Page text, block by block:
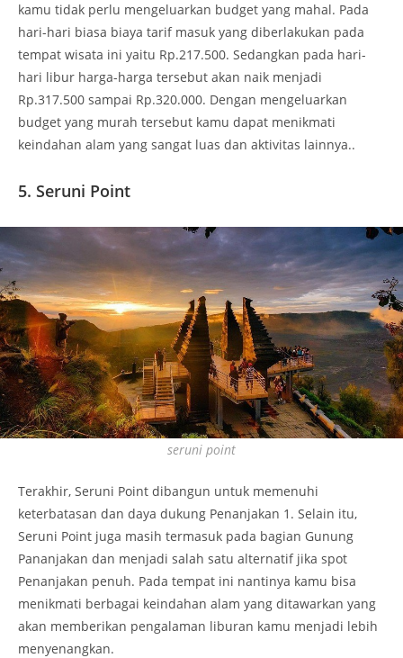
kamu tidak perlu mengeluarkan budget yang mahal. Pada
hari-hari biasa biaya tarif masuk yang diberlakukan pada
tempat wisata ini yaitu Rp.217.500. Sedangkan pada hari-
hari libur harga-harga tersebut akan naik menjadi
Rp.317.500 sampai Rp.320.000. Dengan mengeluarkan
budget yang murah tersebut kamu dapat menikmati
keindahan alam yang sangat luas dan aktivitas lainnya..
5. Seruni Point
seruni point
Terakhir, Seruni Point dibangun untuk memenuhi
keterbatasan dan daya dukung Penanjakan 1. Selain itu,
Seruni Point juga masih termasuk pada bagian Gunung
Pananjakan dan menjadi salah satu alternatif jika spot
Penanjakan penuh. Pada tempat ini nantinya kamu bisa
menikmati berbagai keindahan alam yang ditawarkan yang
akan memberikan pengalaman liburan kamu menjadi lebih
menyenangkan.